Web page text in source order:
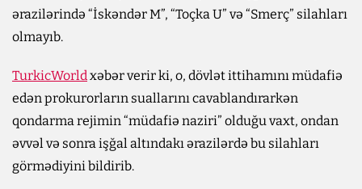
ərazilərində “İskəndər M”, “Toçka U” və “Smerç” silahları
olmayıb.
TurkicWorldxəbər verir ki, o, dövlət ittihamını müdafiə
edən prokurorların suallarını cavablandırarkən
qondarma rejimin “müdafiə naziri” olduğu vaxt, ondan
əvvəl və sonra işğal altındakı ərazilərdə bu silahları
görmədiyini bildirib.